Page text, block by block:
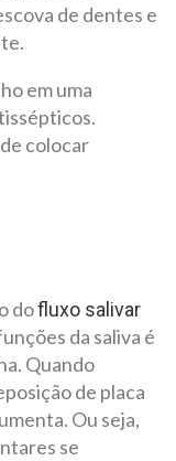
de dentes e
em uma
colocar
dofluxo salivar
da saliva é
Quando
de placa
Ou seja,
se